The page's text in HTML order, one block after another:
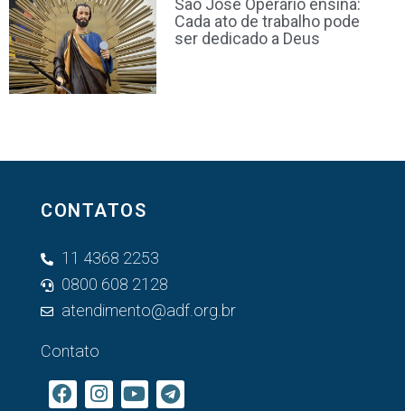
Cada ato de trabalho pode
ser dedicado a Deus
CONTATOS
11 4368 2253
0800 608 2128
atendimento@adf.org.br
Contato